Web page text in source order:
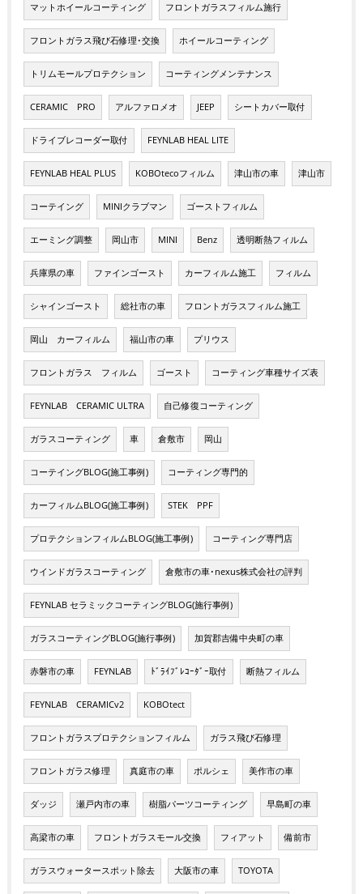
マットホイールコーティング フロントガラスフィルム施行
フロントガラス飛び石修理･交換 ホイールコーティング
トリムモールプロテクション コーティングメンテナンス
CERAMIC PRO アルファロメオ JEEP シートカバー取付
ドライブレコーダー取付 FEYNLAB HEAL LITE
FEYNLAB HEAL PLUS KOBOtecoフィルム 津山市の車 津山市
コーテイング MINIクラブマン ゴーストフィルム
エーミング調整 岡山市 MINI Benz 透明断熱フィルム
兵庫県の車 ファインゴースト カーフィルム施工 フィルム
シャインゴースト 総社市の車 フロントガラスフィルム施工
岡山 カーフィルム 福山市の車 プリウス
フロントガラス フィルム ゴースト コーティング車種サイズ表
FEYNLAB CERAMIC ULTRA 自己修復コーティング
ガラスコーティング 車 倉敷市 岡山
コーテイングBLOG(施工事例) コーティング専門的
カーフィルムBLOG(施工事例) STEK PPF
プロテクションフィルムBLOG(施工事例) コーティング専門店
ウインドガラスコーティング 倉敷市の車･nexus株式会社の評判
FEYNLAB セラミックコーティングBLOG(施行事例)
ガラスコーティングBLOG(施行事例) 加賀郡吉備中央町の車
赤磐市の車 FEYNLAB ﾄﾞﾗｲﾌﾞﾚｺｰﾀﾞｰ取付 断熱フィルム
FEYNLAB CERAMICv2 KOBOtect
フロントガラスプロテクションフィルム ガラス飛び石修理
フロントガラス修理 真庭市の車 ポルシェ 美作市の車
ダッジ 瀬戸内市の車 樹脂パーツコーティング 早島町の車
高梁市の車 フロントガラスモール交換 フィアット 備前市
ガラスウォータースポット除去 大阪市の車 TOYOTA